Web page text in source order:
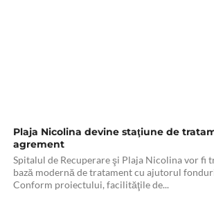
Plaja Nicolina devine staţiune de
agrement
Spitalul de Recuperare şi Plaja Nicolina vor fi
bază modernă de tratament cu ajutorul
Conform proiectului, facilităţile de...